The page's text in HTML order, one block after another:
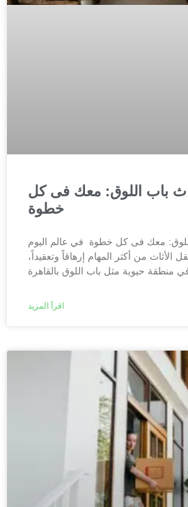
باب اللوق: معك فى كل
خطوة
معك فى كل خطوة في عالم اليوم
الأثاث من أكثر المهام إرهاقاً وتعقيداً،
اقرأ المزيد